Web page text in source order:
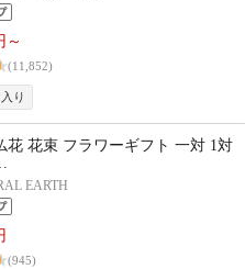
～
(11,852)
花 花束 フラワーギフト 一対 1対
EARTH
(945)